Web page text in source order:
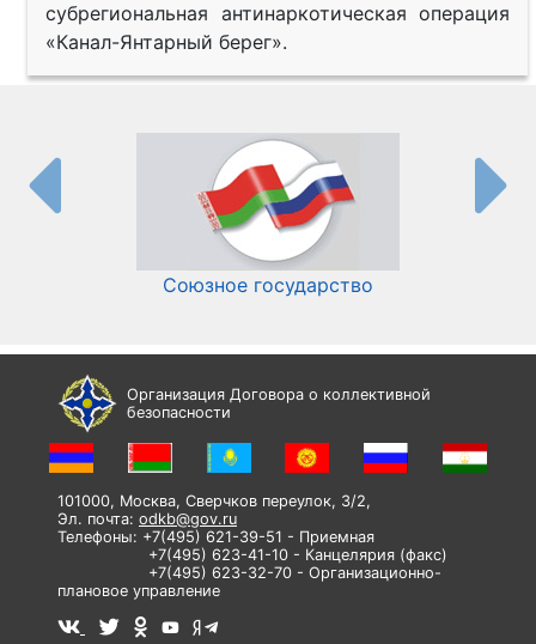
субрегиональная антинаркотическая операция
«Канал-Янтарный берег».
Союзное государство
Организация Договора о коллективной
безопасности
101000, Москва, Сверчков переулок, 3/2,
Эл. почта: odkb@gov.ru
Телефоны: +7(495) 621-39-51 - Приемная
+7(495) 623-41-10 - Канцелярия (факс)
+7(495) 623-32-70 - Организационно-
плановое управление